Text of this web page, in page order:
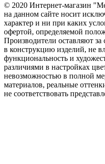
© 2020 Интернет-магазин
на данном сайте носит
характер и ни при каких
офертой, определяемой
Производители оставляют
в конструкцию изделий, не
функциональность и
различиями в настройках
невозможностью в полной
материалов, реальные
не соответствовать